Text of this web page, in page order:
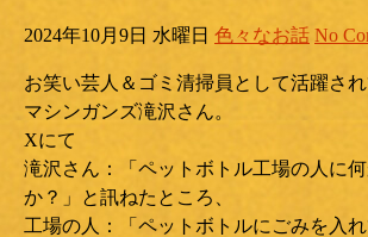
2024年10月9日 水曜日 色々なお話 No
お笑い芸人＆ゴミ清掃員として活躍さ
マシンガンズ滝沢さん。
Xにて
滝沢さん：「ペットボトル工場の人に
か？」と訊ねたところ、
工場の人：「ペットボトルにごみを入